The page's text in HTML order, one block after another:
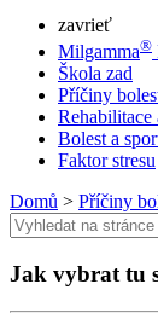
zavrieť
Milgamma®
Škola zad
Příčiny
Rehabilitace
Bolest a
Faktor stresu
Domů > Příčiny
Jak vybrat tu